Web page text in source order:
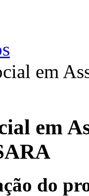
em
em
do